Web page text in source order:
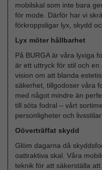
mobilskal som inte bara
för mode. Därför har vi
förkroppsligar lyx, skydd
Lyx möter hållbarhet
På BURGA är våra lyxiga
är ett uttryck för stil och
vision om att blanda
säkerhet, tillgodoser våra
med något mindre än
till söta fodral – vårt
personligheter och livsstilar.
Oöverträffat skydd
Glöm dagarna då
oattraktiva skal. Våra
teknik för att säkerställa